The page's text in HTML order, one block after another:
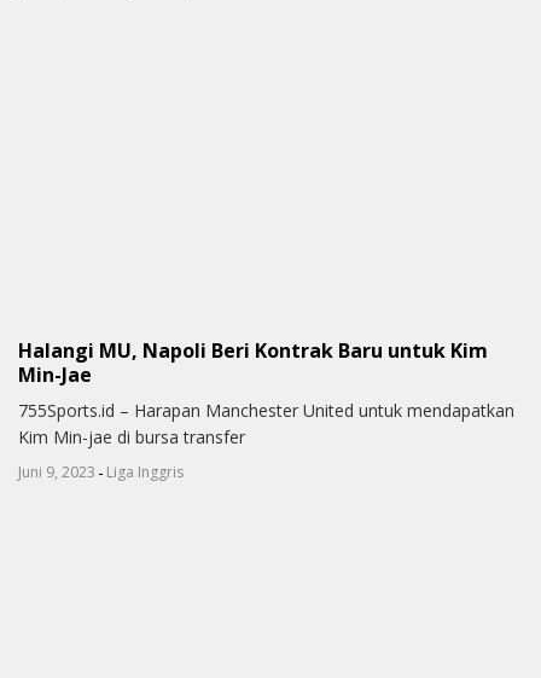
Halangi MU, Napoli Beri Kontrak Baru untuk Kim
Min-Jae
755Sports.id – Harapan Manchester United untuk mendapatkan
Kim Min-jae di bursa transfer
Juni 9, 2023 - Liga Inggris